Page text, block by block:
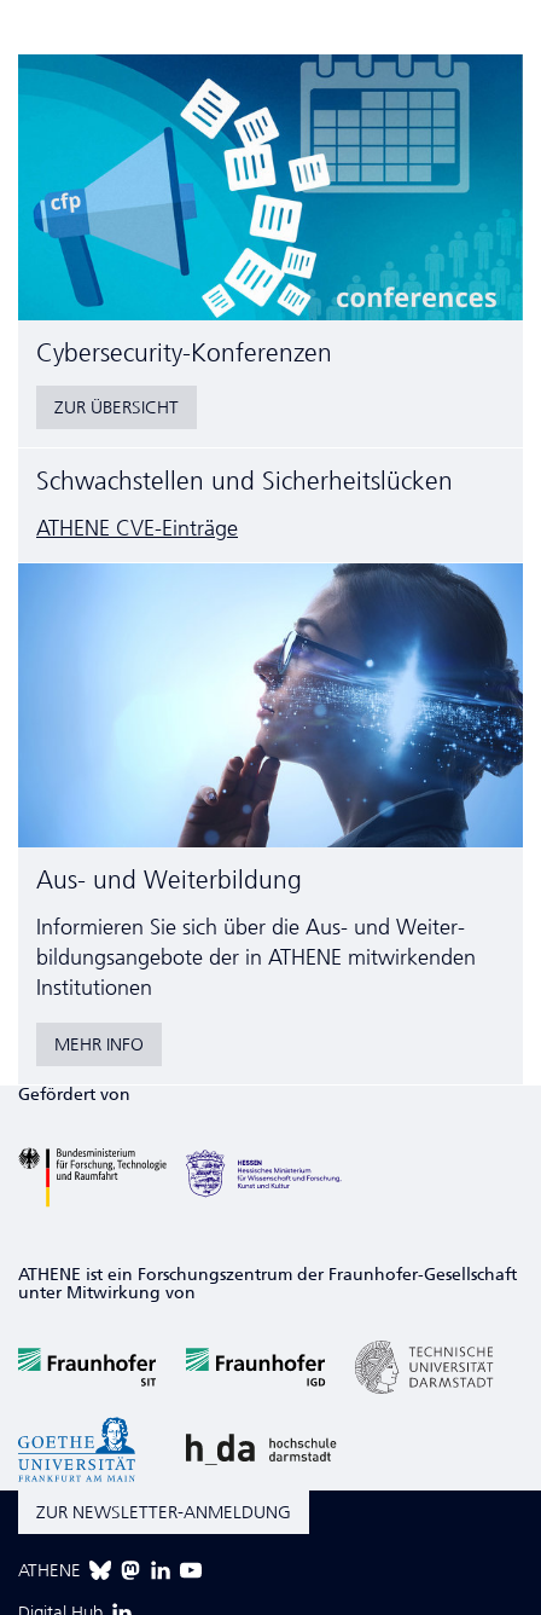
Cyber­security-Konferenzen
ZUR ÜBERSICHT
Schwachstellen und Sicherheitslücken
ATHENE CVE-Einträge
Aus- und Weiterbildung
Informieren Sie sich über die Aus- und Weiter­
bildungs­angebote der in ATHENE mitwirkenden
Institutionen
MEHR INFO
Gefördert von
ATHENE ist ein Forschungszentrum der Fraunhofer-Gesellschaft
unter Mitwirkung von
ZUR NEWSLETTER-ANMELDUNG
ATHENE